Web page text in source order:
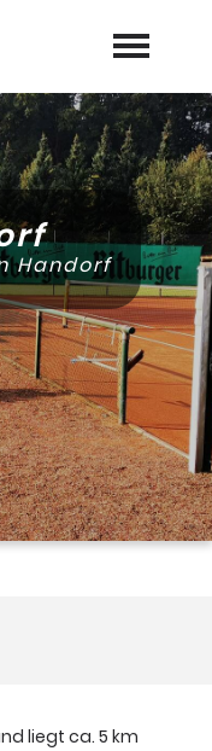
expand_more
Handorf
liegt ca. 5 km